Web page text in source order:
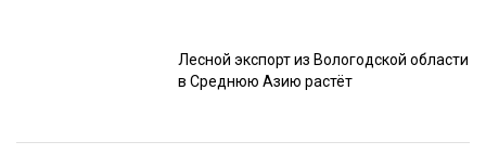
Лесной экспорт из Вологодской области
в Среднюю Азию растёт